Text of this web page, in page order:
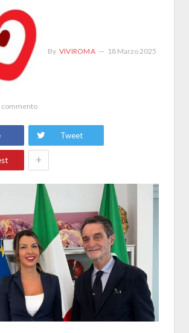
By VIVIROMA 18 Marzo 2025
commento
Tweet
+